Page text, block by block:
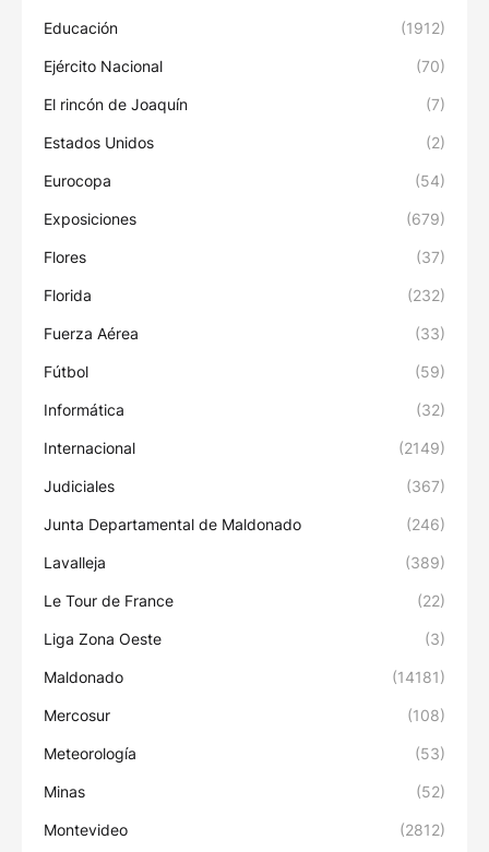
Educación (1912)
Ejército Nacional (70)
El rincón de Joaquín (7)
Estados Unidos (2)
Eurocopa (54)
Exposiciones (679)
Flores (37)
Florida (232)
Fuerza Aérea (33)
Fútbol (59)
Informática (32)
Internacional (2149)
Judiciales (367)
Junta Departamental de Maldonado (246)
Lavalleja (389)
Le Tour de France (22)
Liga Zona Oeste (3)
Maldonado (14181)
Mercosur (108)
Meteorología (53)
Minas (52)
Montevideo (2812)